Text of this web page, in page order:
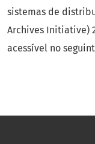
sistemas de
Archives Initiative)
acessível no